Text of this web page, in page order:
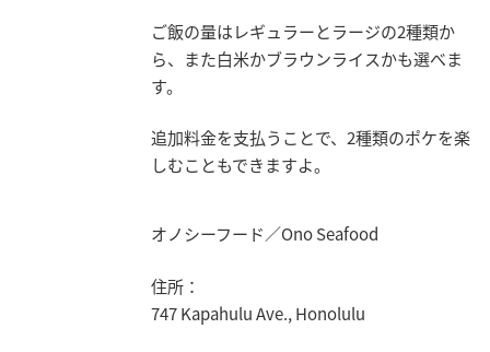
ご飯の量はレギュラーとラージの2種類か
ら、また白米かブラウンライスかも選べま
す。
追加料金を支払うことで、2種類のポケを楽
しむこともできますよ。
オノシーフード／Ono Seafood
住所：
747 Kapahulu Ave., Honolulu